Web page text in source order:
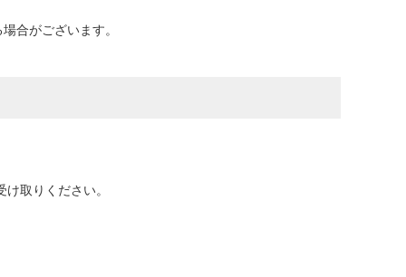
合がございます。
取りください。